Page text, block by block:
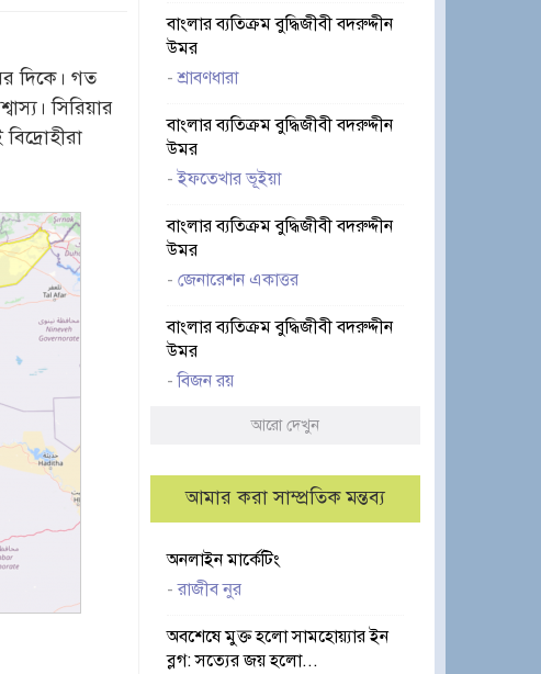
দিকে। গত
সিরিয়ার
বাংলার ব্যতিক্রম বুদ্ধিজীবী বদরুদ্দীন
উমর
-শ্রাবণধারা
বাংলার ব্যতিক্রম বুদ্ধিজীবী বদরুদ্দীন
উমর
-ইফতেখার ভূইয়া
বাংলার ব্যতিক্রম বুদ্ধিজীবী বদরুদ্দীন
উমর
- জেনারেশন একাত্তর
বাংলার ব্যতিক্রম বুদ্ধিজীবী বদরুদ্দীন
উমর
-বিজন রয়
আরো দেখুন
আমার করা সাম্প্রতিক মন্তব্য
অনলাইন মার্কেটিং
-রাজীব নুর
অবশেষে মুক্ত হলো সামহোয়্যার ইন
ব্লগ: সত্যের জয় হলো...